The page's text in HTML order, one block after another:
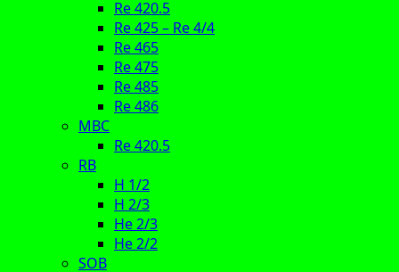
Re 420.5
Re 425 – Re 4/4
Re 465
Re 475
Re 485
Re 486
MBC
Re 420.5
RB
H 1/2
H 2/3
He 2/3
He 2/2
SOB